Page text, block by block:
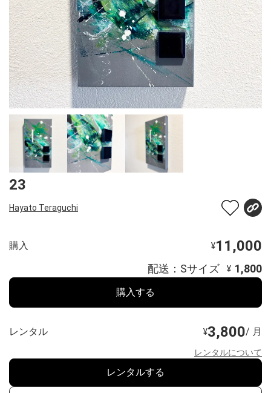
23
Hayato Teraguchi
購入 ¥11,000
配送：Sサイズ ¥ 1,800
購入する
レンタル ¥3,800/ 月
レンタルについて
レンタルする